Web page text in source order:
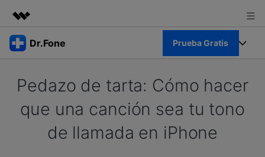
Productos destacados
Utilidades
Resumen
Soluciones
Sala de prensa
Dr.Fone Prueba Gratis
Productos
Recursos
Pedazo de tarta: Cómo hacer
que una canción sea tu tono
de llamada en iPhone